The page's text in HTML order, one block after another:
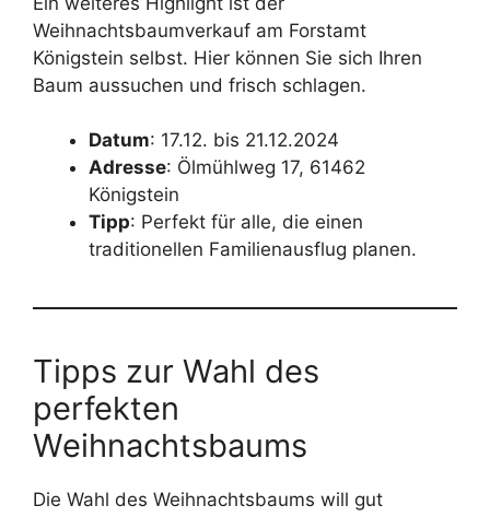
Weihnachtsbaumverkauf am Forstamt
Königstein selbst. Hier können Sie sich Ihren
Baum aussuchen und frisch schlagen.
Datum: 17.12. bis 21.12.2024
Adresse: Ölmühlweg 17, 61462
Königstein
Tipp: Perfekt für alle, die einen
traditionellen Familienausflug planen.
Tipps zur Wahl des
perfekten
Weihnachtsbaums
Die Wahl des Weihnachtsbaums will gut